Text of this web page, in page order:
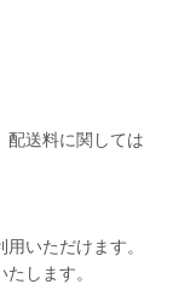
配送料に関しては
いただけます。
します。